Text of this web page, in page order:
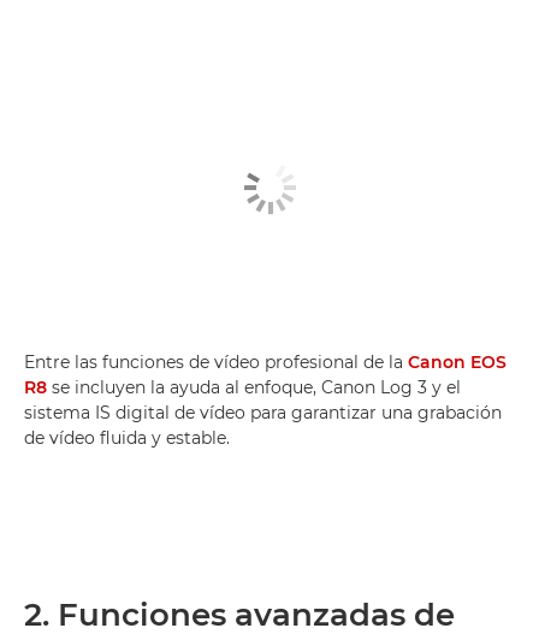
Entre las funciones de vídeo profesional de la Canon EOS
R8 se incluyen la ayuda al enfoque, Canon Log 3 y el
sistema IS digital de vídeo para garantizar una grabación
de vídeo fluida y estable.
2. Funciones avanzadas de